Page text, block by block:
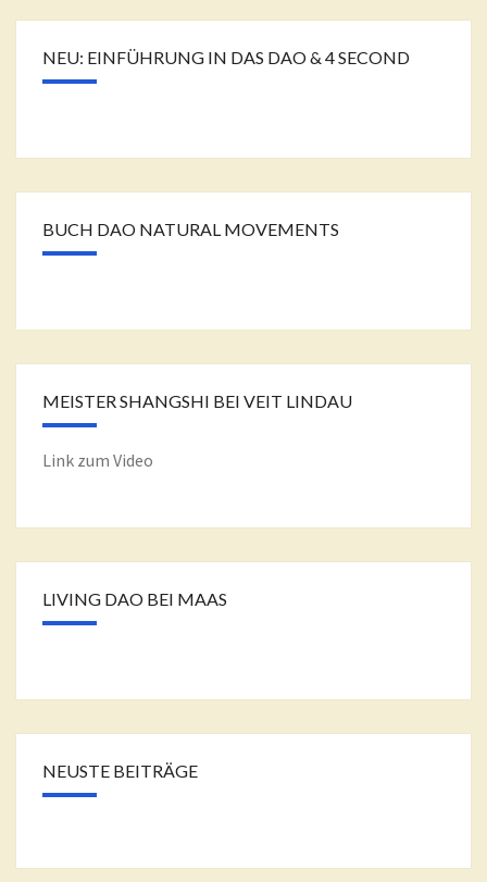
NEU: EINFÜHRUNG IN DAS DAO & 4 SECOND
BUCH DAO NATURAL MOVEMENTS
MEISTER SHANGSHI BEI VEIT LINDAU
Link zum Video
LIVING DAO BEI MAAS
NEUSTE BEITRÄGE